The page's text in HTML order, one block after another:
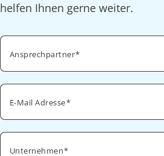
helfen Ihnen gerne weiter.
Ansprechpartner
E-Mail Adresse
Unternehmen